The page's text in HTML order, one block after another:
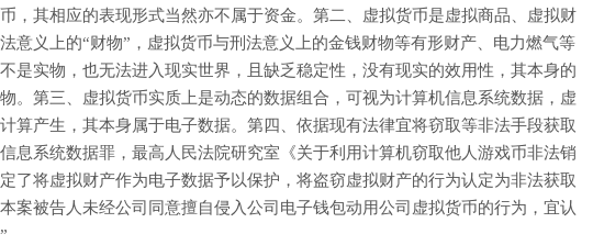
，其相应的表现形式当然亦不属于资金。第二、虚拟货币是虚拟商品、虚拟财
意义上的“财物”，虚拟货币与刑法意义上的金钱财物等有形财产、电力燃气等
是实物，也无法进入现实世界，且缺乏稳定性，没有现实的效用性，其本身的
。第三、虚拟货币实质上是动态的数据组合，可视为计算机信息系统数据，虚
算产生，其本身属于电子数据。第四、依据现有法律宜将窃取等非法手段获取
息系统数据罪，最高人民法院研究室《关于利用计算机窃取他人游戏币非法销
了将虚拟财产作为电子数据予以保护，将盗窃虚拟财产的行为认定为非法获取
案被告人未经公司同意擅自侵入公司电子钱包动用公司虚拟货币的行为，宜认